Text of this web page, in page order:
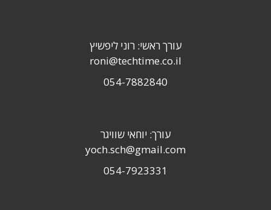
עורך ראשי: רוני ליפשיץ
roni@techtime.co.il
054-7882840
עורך: יוחאי שוויגר
yoch.sch@gmail.com
054-7923331